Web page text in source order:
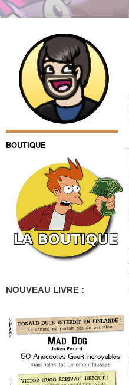
BOUTIQUE
NOUVEAU LIVRE :